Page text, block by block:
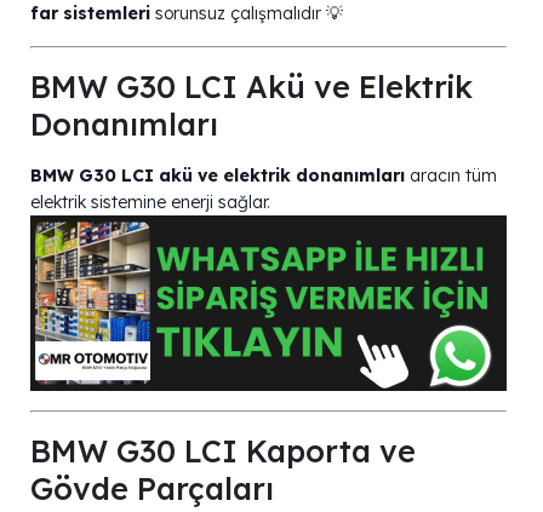
far sistemleri sorunsuz çalışmalıdır 💡
BMW G30 LCI Akü ve Elektrik
Donanımları
BMW G30 LCI akü ve elektrik donanımları aracın tüm
elektrik sistemine enerji sağlar.
BMW G30 LCI Kaporta ve
Gövde Parçaları